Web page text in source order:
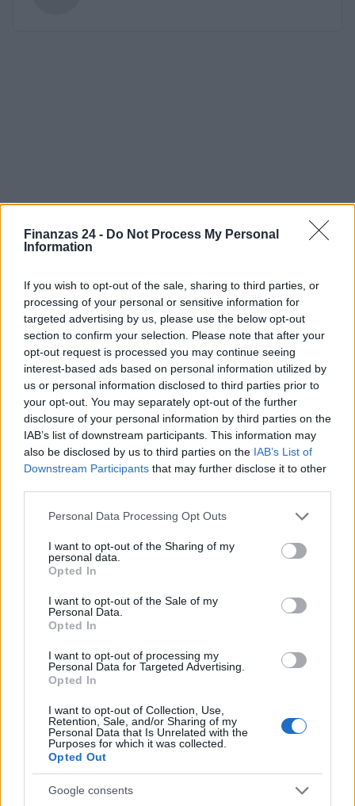
Finanzas 24 - Do Not Process My Personal
Information
If you wish to opt-out of the sale, sharing to third parties, or
processing of your personal or sensitive information for
targeted advertising by us, please use the below opt-out
section to confirm your selection. Please note that after your
opt-out request is processed you may continue seeing
interest-based ads based on personal information utilized by
us or personal information disclosed to third parties prior to
your opt-out. You may separately opt-out of the further
disclosure of your personal information by third parties on the
IAB’s list of downstream participants. This information may
also be disclosed by us to third parties on the IAB’s List of
Downstream Participants that may further disclose it to other
Please note that this website/app uses one or more Google
not limited to your visit or usage behaviour. You may click to
grant or deny consent to Google and its third-party tags to
use your data for below specified purposes in below Google
consent section.
Personal Data Processing Opt Outs
I want to opt-out of the Sharing of my
personal data.
Opted In
I want to opt-out of the Sale of my
Personal Data.
Opted In
I want to opt-out of processing my
Personal Data for Targeted Advertising.
Opted In
I want to opt-out of Collection, Use,
Retention, Sale, and/or Sharing of my
Personal Data that Is Unrelated with the
Purposes for which it was collected.
Opted Out
Google consents
Sigue leyendo
NEWS
El euro se debilita frente al dólar mientras las criptomonedas
mantienen su estabilidad
FINANZAS